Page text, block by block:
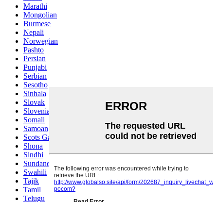
Marathi
Mongolian
Burmese
Nepali
Norwegian
Pashto
Persian
Punjabi
Serbian
Sesotho
Sinhala
Slovak
Slovenian
Somali
Samoan
Scots Gaelic
Shona
Sindhi
Sundanese
Swahili
Tajik
Tamil
Telugu